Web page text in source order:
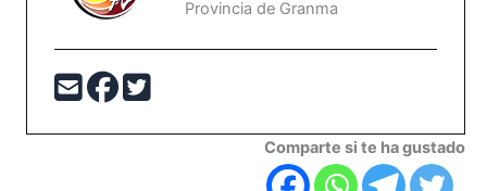
Provincia de Granma
Comparte si te ha gustado